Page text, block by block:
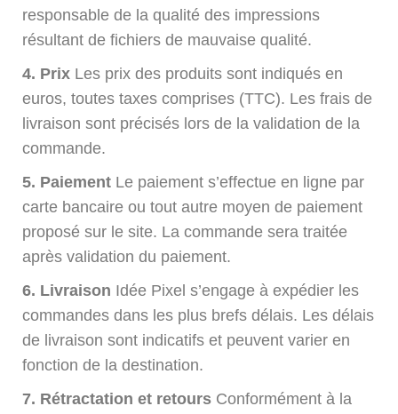
responsable de la qualité des impressions
résultant de fichiers de mauvaise qualité.
4. Prix Les prix des produits sont indiqués en
euros, toutes taxes comprises (TTC). Les frais de
livraison sont précisés lors de la validation de la
commande.
5. Paiement Le paiement s’effectue en ligne par
carte bancaire ou tout autre moyen de paiement
proposé sur le site. La commande sera traitée
après validation du paiement.
6. Livraison Idée Pixel s’engage à expédier les
commandes dans les plus brefs délais. Les délais
de livraison sont indicatifs et peuvent varier en
fonction de la destination.
7. Rétractation et retours Conformément à la